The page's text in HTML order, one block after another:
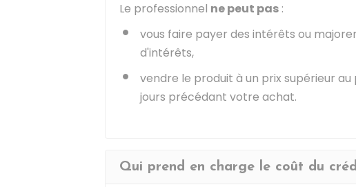
Le professionnel ne peut pas :
vous faire payer des intérêts ou
d'intérêts,
vendre le produit à un prix supérieur
jours précédant votre achat.
Qui prend en charge le coût du